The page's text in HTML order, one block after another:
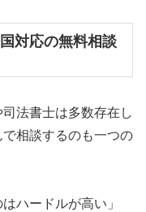
対応の無料相談
法書士は多数存在し
相談するのも一つの
ハードルが高い」